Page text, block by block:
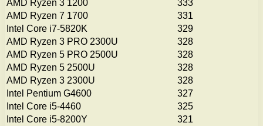
AMD Ryzen 3 1200
333
AMD Ryzen 7 1700
331
Intel Core i7-5820K
329
AMD Ryzen 3 PRO 2300U
328
AMD Ryzen 5 PRO 2500U
328
AMD Ryzen 5 2500U
328
AMD Ryzen 3 2300U
328
Intel Pentium G4600
327
Intel Core i5-4460
325
Intel Core i5-8200Y
321